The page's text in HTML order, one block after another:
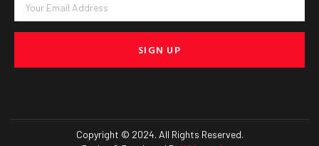
Email
SIGN UP
Copyright © 2024. All Rights Reserved.